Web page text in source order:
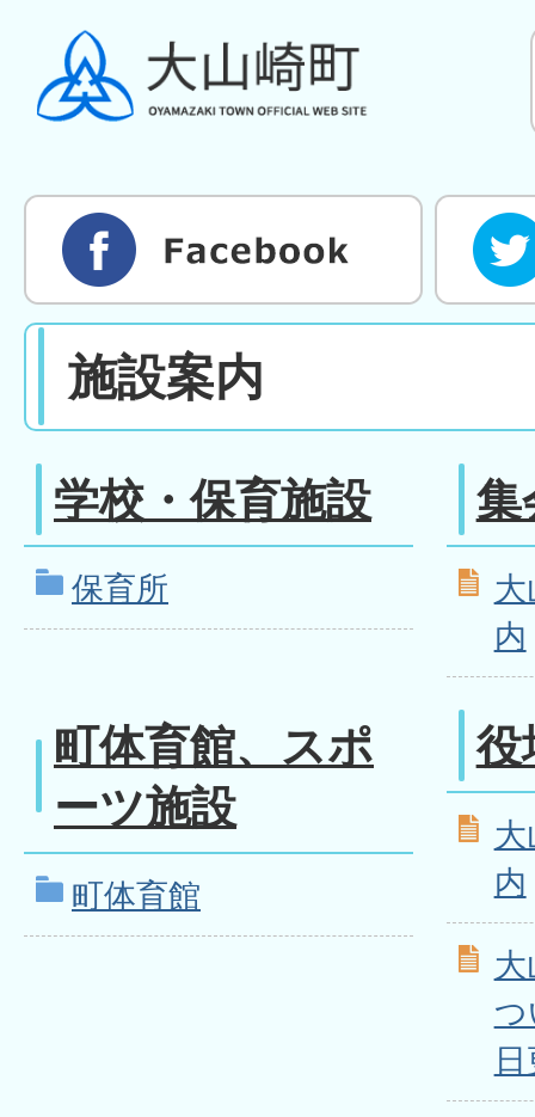
施設案内
学校・保育施設
保育所
集
大
内
町体育館、スポ
ーツ施設
町体育館
役
内
大